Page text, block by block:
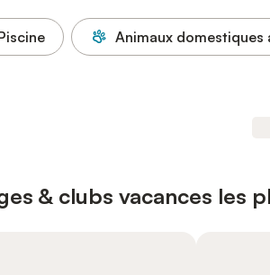
Animaux domestiques
& clubs vacances les